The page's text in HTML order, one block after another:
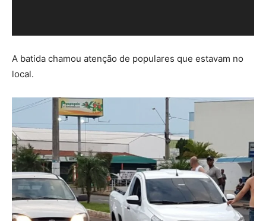
e
í
d
e
o
A batida chamou atenção de populares que estavam no
local.